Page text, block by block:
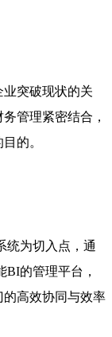
突破现状的关
管理紧密结合，
的。
统为切入点，通
的管理平台，
高效协同与效率